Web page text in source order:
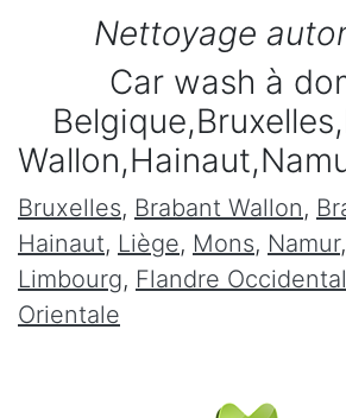
Nettoyage
Car wash à
Bruxelles, Brabant Wallon,
Hainaut, Liège, Mons, Namur,
Limbourg, Flandre
Orientale